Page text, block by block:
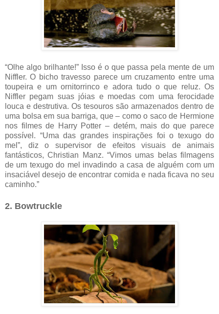
“Olhe algo brilhante!” Isso é o que passa pela mente de um
Niffler. O bicho travesso parece um cruzamento entre uma
toupeira e um ornitorrinco e adora tudo o que reluz. Os
Niffler pegam suas jóias e moedas com uma ferocidade
louca e destrutiva. Os tesouros são armazenados dentro de
uma bolsa em sua barriga, que – como o saco de Hermione
nos filmes de Harry Potter – detém, mais do que parece
possível. “Uma das grandes inspirações foi o texugo do
mel”, diz o supervisor de efeitos visuais de animais
fantásticos, Christian Manz. “Vimos umas belas filmagens
de um texugo do mel invadindo a casa de alguém com um
insaciável desejo de encontrar comida e nada ficava no seu
caminho.”
2. Bowtruckle